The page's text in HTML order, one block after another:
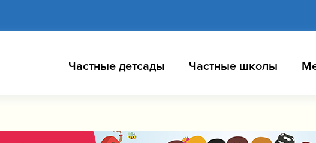
Частные детсады Частные школы